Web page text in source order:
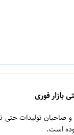
بازار فوری
صاحبان تولیدات